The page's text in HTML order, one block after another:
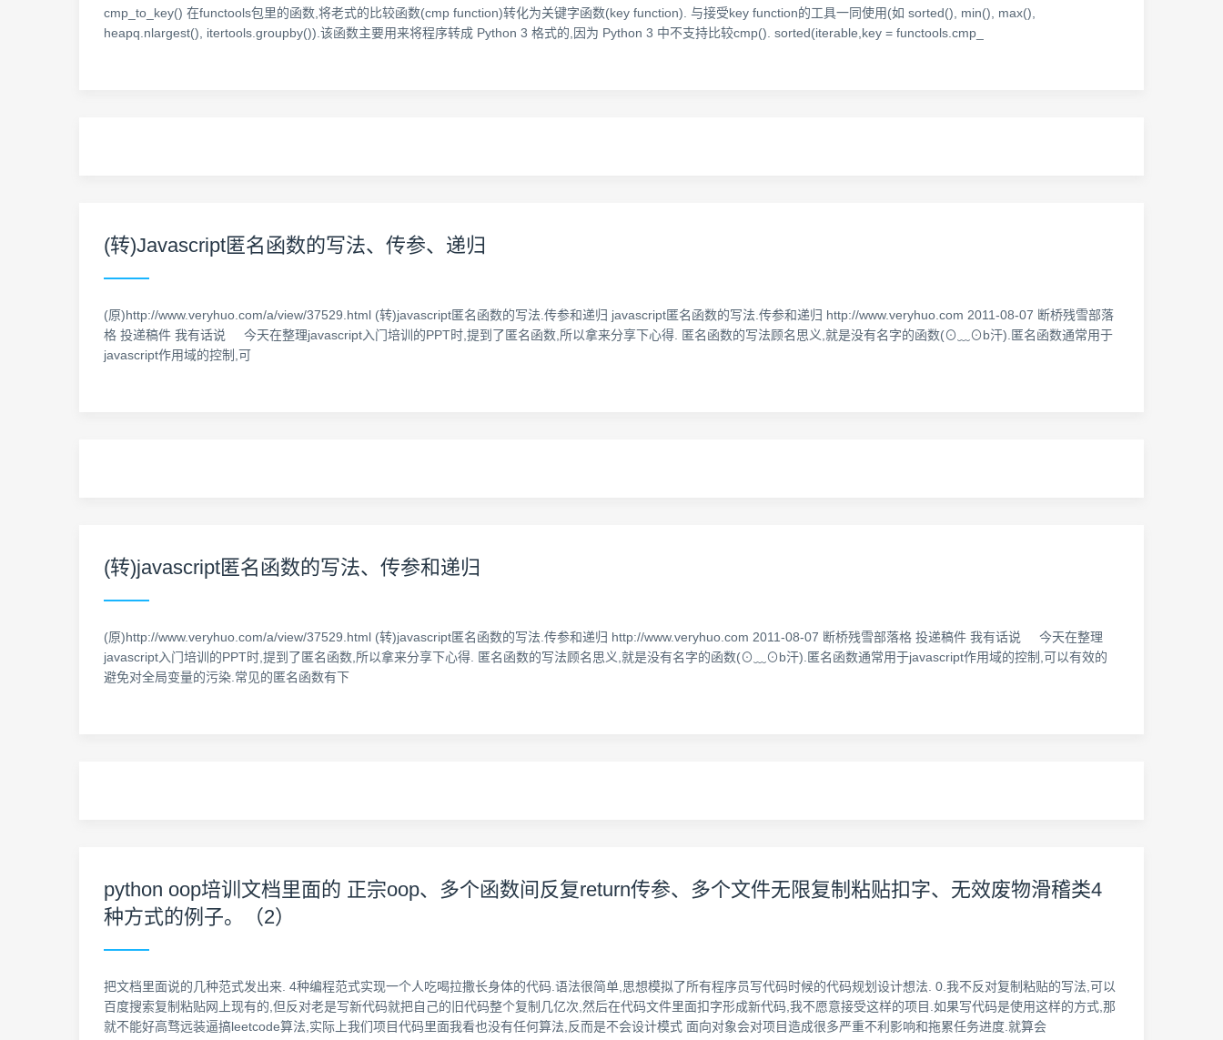
cmp_to_key() 在functools包里的函数,将老式的比较函数(cmp function)转化为关键字函数(key function). 与接受key function的工具一同使用(如 sorted(), min(), max(),
heapq.nlargest(), itertools.groupby()).该函数主要用来将程序转成 Python 3 格式的,因为 Python 3 中不支持比较cmp(). sorted(iterable,key = functools.cmp_
(转)Javascript匿名函数的写法、传参、递归
(原)http://www.veryhuo.com/a/view/37529.html (转)javascript匿名函数的写法.传参和递归 javascript匿名函数的写法.传参和递归 http://www.veryhuo.com 2011-08-07 断桥残雪部落
格 投递稿件 我有话说 今天在整理javascript入门培训的PPT时,提到了匿名函数,所以拿来分享下心得. 匿名函数的写法顾名思义,就是没有名字的函数(⊙﹏⊙b汗).匿名函数通常用于
javascript作用域的控制,可
(转)javascript匿名函数的写法、传参和递归
(原)http://www.veryhuo.com/a/view/37529.html (转)javascript匿名函数的写法.传参和递归 http://www.veryhuo.com 2011-08-07 断桥残雪部落格 投递稿件 我有话说 今天在整理
javascript入门培训的PPT时,提到了匿名函数,所以拿来分享下心得. 匿名函数的写法顾名思义,就是没有名字的函数(⊙﹏⊙b汗).匿名函数通常用于javascript作用域的控制,可以有效的
避免对全局变量的污染.常见的匿名函数有下
python oop培训文档里面的 正宗oop、多个函数间反复return传参、多个文件无限复制粘贴扣字、无效废物滑稽类4
种方式的例子。（2）
把文档里面说的几种范式发出来. 4种编程范式实现一个人吃喝拉撒长身体的代码.语法很简单,思想模拟了所有程序员写代码时候的代码规划设计想法. 0.我不反对复制粘贴的写法,可以
百度搜索复制粘贴网上现有的,但反对老是写新代码就把自己的旧代码整个复制几亿次,然后在代码文件里面扣字形成新代码,我不愿意接受这样的项目.如果写代码是使用这样的方式,那
就不能好高骛远装逼搞leetcode算法,实际上我们项目代码里面我看也没有任何算法,反而是不会设计模式 面向对象会对项目造成很多严重不利影响和拖累任务进度.就算会